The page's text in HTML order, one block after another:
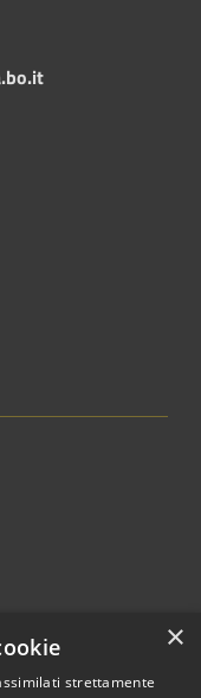
×
strettamente